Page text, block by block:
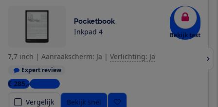
Pocketbook
Inkpad 4 Bekijk test
7,7 inch | Aanraakscherm: Ja | Verlichting: Ja
Expert review
€ 285,-6 winkels
Vergelijk
Bekijk snel